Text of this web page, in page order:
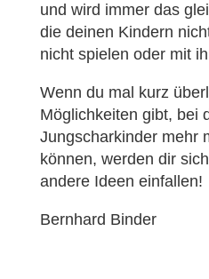
und wird immer das
die deinen Kindern
nicht spielen oder mit
Wenn du mal kurz
Möglichkeiten gibt, bei
Jungscharkinder mehr
können, werden dir
andere Ideen einfallen!
Bernhard Binder